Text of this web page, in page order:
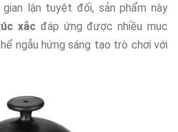
gian lận tuyệt đối, sản phẩm này
xắc đáp ứng được nhiều mục
ngẫu hứng sáng tạo trò chơi với